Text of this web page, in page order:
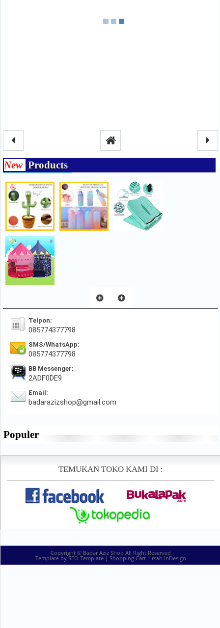
New Products
Telpon:
085774377798
SMS/WhatsApp:
085774377798
BB Messenger:
2ADF0DE9
Email:
badarazizshop@gmail.com
Populer
TEMUKAN TOKO KAMI DI :
Copyright © Badar Aziz Shop All Right Reserved
Template bySEO Template| Shopping Cart : Irsah inDesign